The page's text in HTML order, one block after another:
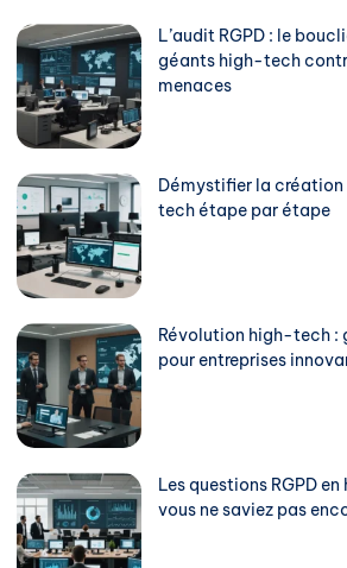
L’audit RGPD : le
géants high-tech
menaces
Démystifier la création
tech étape par étape
Révolution high-tech :
pour entreprises
Les questions RGPD
vous ne saviez pas